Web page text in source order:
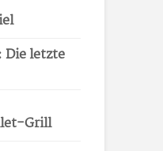
Die letzte
Grill